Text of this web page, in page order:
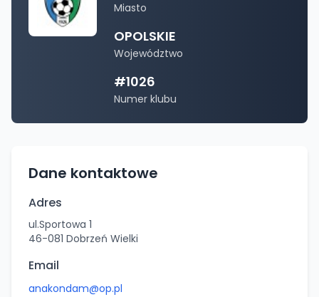
Miasto
OPOLSKIE
Województwo
#1026
Numer klubu
Dane kontaktowe
Adres
ul.Sportowa 1
46-081 Dobrzeń Wielki
Email
anakondam@op.pl